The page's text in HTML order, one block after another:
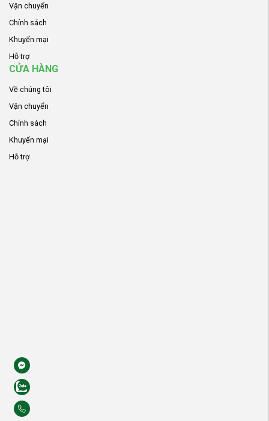
Vận chuyển
Chính sách
Khuyến mại
Hỗ trợ
CỬA HÀNG
Về chúng tôi
Vận chuyển
Chính sách
Khuyến mại
Hỗ trợ